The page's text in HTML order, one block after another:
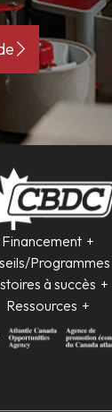
Financement
Programmes
à succès
Ressources